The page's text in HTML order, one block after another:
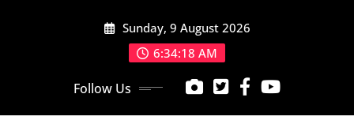
Sunday, 9 August 2026
6:34:19 AM
Follow Us